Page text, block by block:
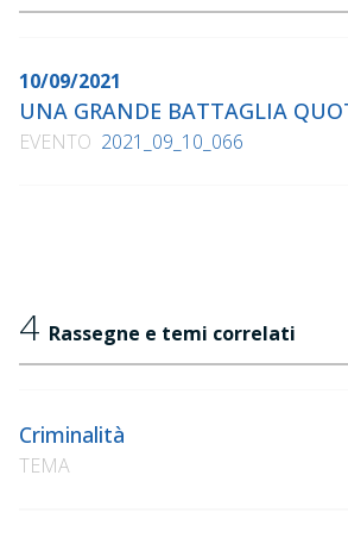
10/09/2021
UNA GRANDE BATTAGLIA
EVENTO 2021_09_10_066
4 Rassegne e temi correlati
Criminalità
TEMA